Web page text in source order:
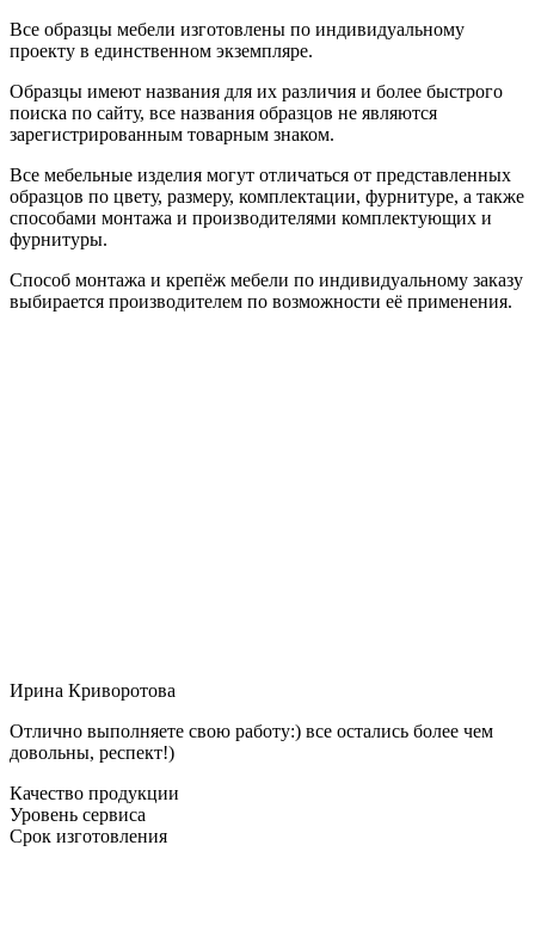
Все образцы мебели изготовлены по индивидуальному
проекту в единственном экземпляре.
Образцы имеют названия для их различия и более быстрого
поиска по сайту, все названия образцов не являются
зарегистрированным товарным знаком.
Все мебельные изделия могут отличаться от представленных
образцов по цвету, размеру, комплектации, фурнитуре, а также
способами монтажа и производителями комплектующих и
фурнитуры.
Способ монтажа и крепёж мебели по индивидуальному заказу
выбирается производителем по возможности её применения.
Ирина Криворотова
Отлично выполняете свою работу:) все остались более чем
довольны, респект!)
Качество продукции
Уровень сервиса
Срок изготовления